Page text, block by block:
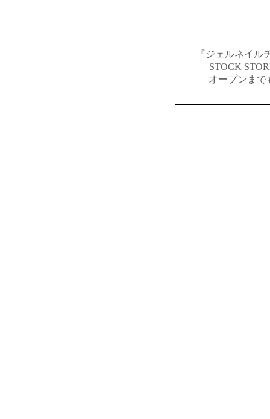
『ジェルネイ
STOCK
オープンまで